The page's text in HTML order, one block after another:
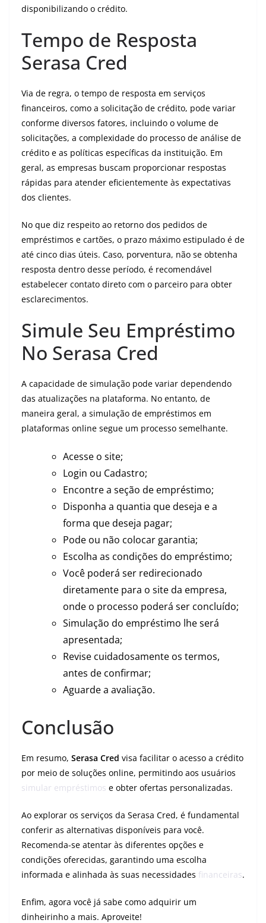
disponibilizando o crédito.
Tempo de Resposta
Serasa Cred
Via de regra, o tempo de resposta em serviços
financeiros, como a solicitação de crédito, pode variar
conforme diversos fatores, incluindo o volume de
solicitações, a complexidade do processo de análise de
crédito e as políticas específicas da instituição. Em
geral, as empresas buscam proporcionar respostas
rápidas para atender eficientemente às expectativas
dos clientes.
No que diz respeito ao retorno dos pedidos de
empréstimos e cartões, o prazo máximo estipulado é de
até cinco dias úteis. Caso, porventura, não se obtenha
resposta dentro desse período, é recomendável
estabelecer contato direto com o parceiro para obter
esclarecimentos.
Simule Seu Empréstimo
No Serasa Cred
A capacidade de simulação pode variar dependendo
das atualizações na plataforma. No entanto, de
maneira geral, a simulação de empréstimos em
plataformas online segue um processo semelhante.
Acesse o site;
Login ou Cadastro;
Encontre a seção de empréstimo;
Disponha a quantia que deseja e a
forma que deseja pagar;
Pode ou não colocar garantia;
Escolha as condições do empréstimo;
Você poderá ser redirecionado
diretamente para o site da empresa,
onde o processo poderá ser concluído;
Simulação do empréstimo lhe será
apresentada;
Revise cuidadosamente os termos,
antes de confirmar;
Aguarde a avaliação.
Conclusão
Em resumo, Serasa Cred visa facilitar o acesso a crédito
por meio de soluções online, permitindo aos usuários
simular empréstimos e obter ofertas personalizadas.
Ao explorar os serviços da Serasa Cred, é fundamental
conferir as alternativas disponíveis para você.
Recomenda-se atentar às diferentes opções e
condições oferecidas, garantindo uma escolha
informada e alinhada às suas necessidades financeiras.
Enfim, agora você já sabe como adquirir um
dinheirinho a mais. Aproveite!